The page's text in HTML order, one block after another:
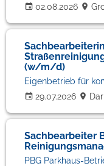
02.08.2026
(w/m/d)
29.07.2026
Sachbearbeiter
PBG Parkhaus-